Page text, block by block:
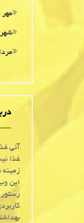
مهر ۱۴۰۴
مرداد
غذا
این